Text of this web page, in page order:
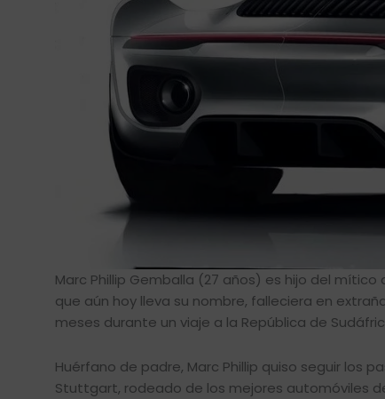
Marc Phillip Gemballa (27 años) es hijo del
que aún hoy lleva su nombre, falleciera en
meses durante un viaje a la República de
Huérfano de padre, Marc Phillip quiso seguir los
Stuttgart, rodeado de los mejores automóviles